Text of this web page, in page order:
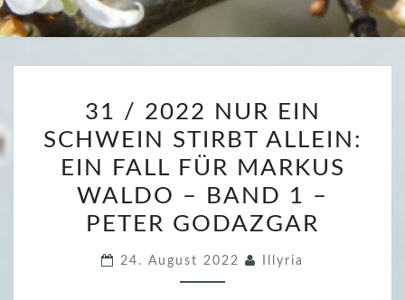
1
2
0
2
N
U
31 / 2022 NUR EIN
SCHWEIN STIRBT ALLEIN:
EIN FALL FÜR MARKUS
WALDO – BAND 1 –
PETER GODAZGAR
24. August 2022 Illyria